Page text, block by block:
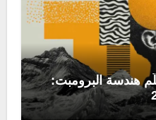
هندسة البرومبت: